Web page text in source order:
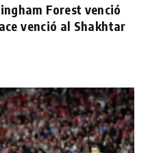
Forest venció
venció al Shakhtar